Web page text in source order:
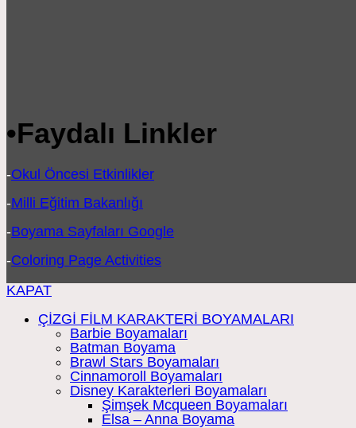
•Faydalı Linkler
-Okul Öncesi Etkinlikler
-Milli Eğitim Bakanlığı
-Boyama Sayfaları Google
-Coloring Page Activities
KAPAT
ÇİZGİ FİLM KARAKTERİ BOYAMALARI
Barbie Boyamaları
Batman Boyama
Brawl Stars Boyamaları
Cinnamoroll Boyamaları
Disney Karakterleri Boyamaları
Şimşek Mcqueen Boyamaları
Elsa – Anna Boyama